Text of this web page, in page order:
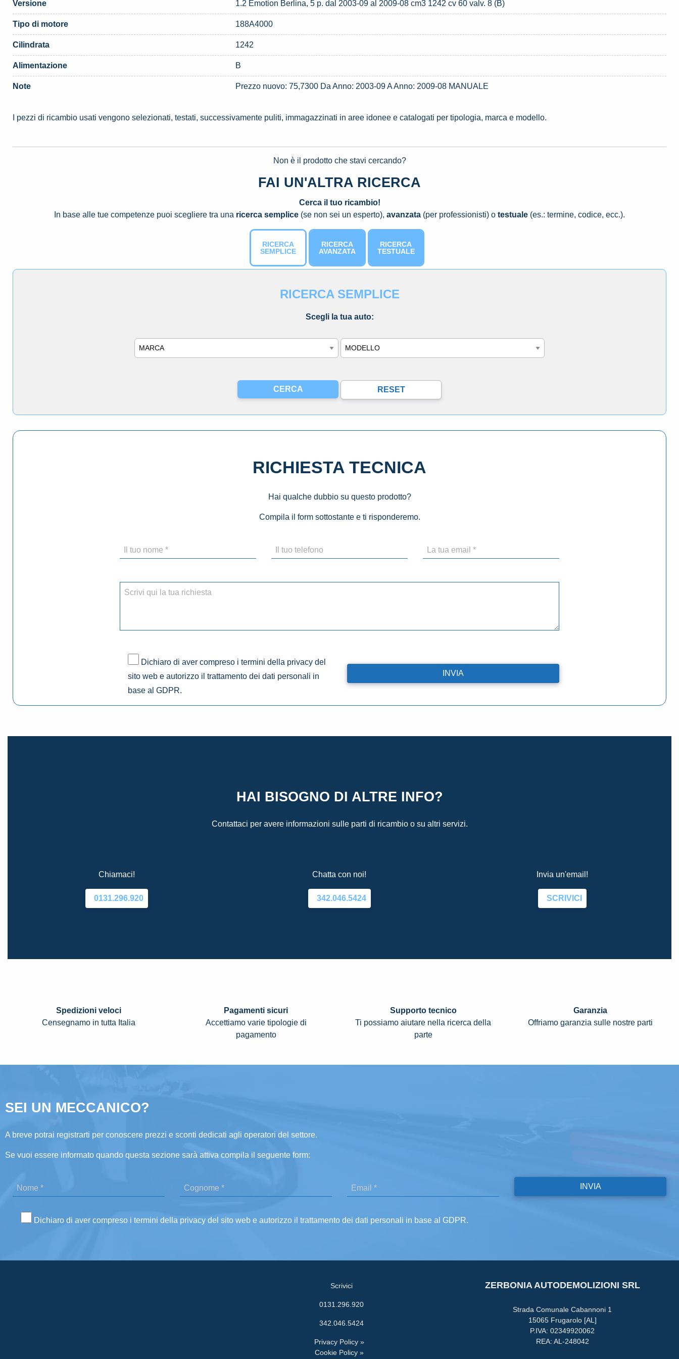
Versione 1.2 Emotion Berlina, 5 p. dal 2003-09 al 2009-08 cm3 1242 cv 60 valv. 8 (B)
Tipo di motore 188A4000
Cilindrata 1242
Alimentazione B
Note Prezzo nuovo: 75,7300 Da Anno: 2003-09 A Anno: 2009-08 MANUALE
I pezzi di ricambio usati vengono selezionati, testati, successivamente puliti, immagazzinati in aree idonee e catalogati per tipologia, marca e modello.
Non è il prodotto che stavi cercando?
FAI UN'ALTRA RICERCA
Cerca il tuo ricambio!
In base alle tue competenze puoi scegliere tra una ricerca semplice (se non sei un esperto), avanzata (per professionisti) o testuale (es.: termine, codice, ecc.).
RICERCA
SEMPLICE
RICERCA
AVANZATA
RICERCA
TESTUALE
RICERCA SEMPLICE
Scegli la tua auto:
Marca Modello
RICHIESTA TECNICA
Hai qualche dubbio su questo prodotto?
Compila il form sottostante e ti risponderemo.
Dichiaro di aver compreso i termini della privacy del
sito web e autorizzo il trattamento dei dati personali in
base al GDPR.
HAI BISOGNO DI ALTRE INFO?
Contattaci per avere informazioni sulle parti di ricambio o su altri servizi.
Chiamaci!
0131.296.920
Chatta con noi!
342.046.5424
Invia un'email!
SCRIVICI
Spedizioni veloci
Censegnamo in tutta Italia
Pagamenti sicuri
Accettiamo varie tipologie di
pagamento
Supporto tecnico
Ti possiamo aiutare nella ricerca della
parte
Garanzia
Offriamo garanzia sulle nostre parti
SEI UN MECCANICO?
A breve potrai registrarti per conoscere prezzi e sconti dedicati agli operatori del settore.
Se vuoi essere informato quando questa sezione sarà attiva compila il seguente form:
Dichiaro di aver compreso i termini della privacy del sito web e autorizzo il trattamento dei dati personali in base al GDPR.
Scrivici
0131.296.920
342.046.5424
Privacy Policy »
Cookie Policy »
ZERBONIA AUTODEMOLIZIONI SRL
Strada Comunale Cabannoni 1
15065 Frugarolo [AL]
P.IVA: 02349920062
REA: AL-248042